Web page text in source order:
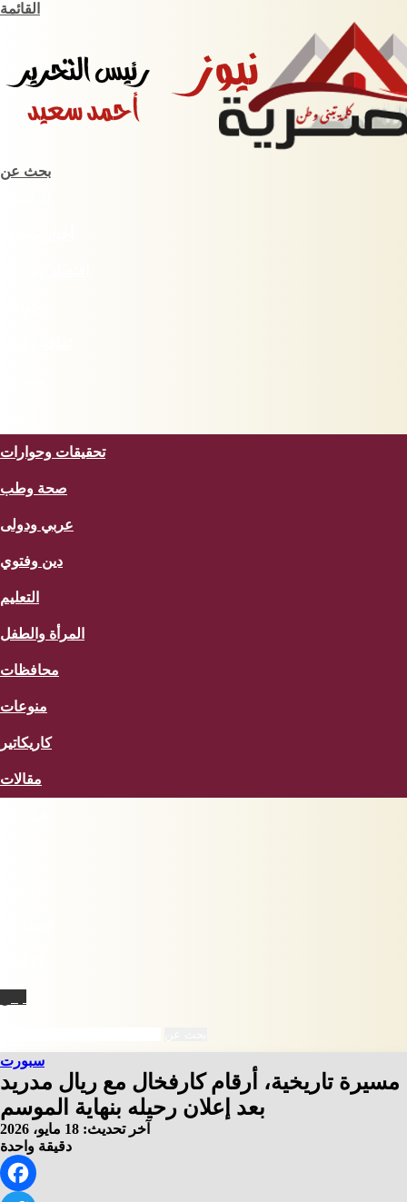
القائمة
بحث عن
تحقيقات وحوارات
صحة وطب
عربي ودولى
دين وفتوي
التعليم
المرأة والطفل
محافظات
منوعات
كاريكاتير
مقالات
سبورت
مسيرة تاريخية، أرقام كارفخال مع ريال مدريد
بعد إعلان رحيله بنهاية الموسم
آخر تحديث: 18 مايو، 2026
دقيقة واحدة